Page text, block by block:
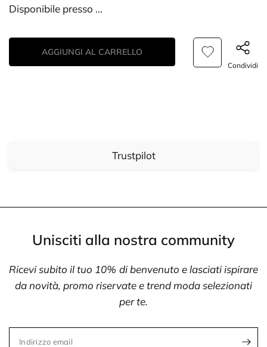
Disponibile presso ...
AGGIUNGI AL CARRELLO
Condividi
Trustpilot
Unisciti alla nostra community
Ricevi subito il tuo 10% di benvenuto e lasciati ispirare
da novità, promo riservate e trend moda selezionati
per te.
Indirizzo email